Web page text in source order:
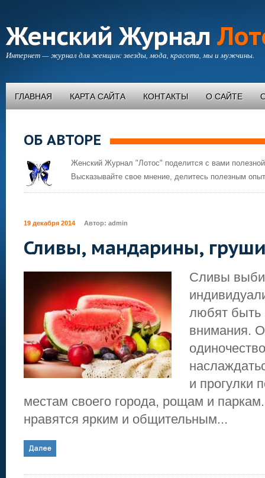
Женский Журнал
Интернет — журнал для женщин: звезды, мода, красота, мы и мужчины.
ГЛАВНАЯ КАРТА САЙТА КОНТАКТЫ О САЙТЕ
ОБ АВТОРЕ
Женский Журнал "Лотос" поделится с вами
Высказывайте свое мнение, делитесь полезным
19 декабря 2014 Автор: admin
Сливы, мандарины,
Сливы
любят быть
внимания.
и прогулки
местам своего города, рощам и
нравятся ярким и общительным...